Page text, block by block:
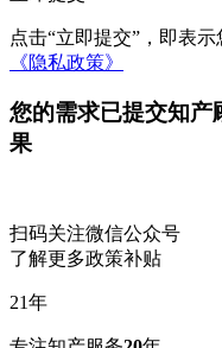
点击“立即提交”，即表
《隐私政策》
您的需求已提交知产
果
扫码关注微信公众号
了解更多政策补贴
21年